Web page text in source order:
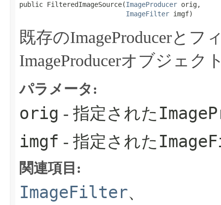
public FilteredImageSource​(ImageProducer orig,
ImageFilter imgf)
既存のImageProducerと
ImageProducerオブジェク
パラメータ:
orig - 指定された
imgf - 指定された
関連項目:
ImageFilter、